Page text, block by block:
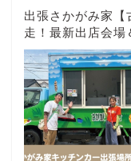
出張さかがみ家【
走！最新出店会場